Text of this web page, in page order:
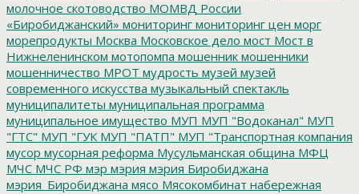
молочное скотоводство МОМВД России
«Биробиджанский» мониторинг мониторинг цен морг
морепродукты Москва Московское дело мост Мост в
Нижнеленинском мотопомпа мошенник мошенники
мошенничество МРОТ мудрость музей музей
современного искусства музыкальный спектакль
муниципалитеты муниципальная программа
муниципальное имущество МУП МУП "Водоканал" МУП
"ГТС" МУП "ГУК МУП "ПАТП" МУП "Транспортная компания
мусор мусорная реформа Мусульманская община МФЦ
МЧС МЧС РФ мэр мэрия мэрия Биробиджана
мэрия_Биробиджана мясо Мясокомбинат набережная